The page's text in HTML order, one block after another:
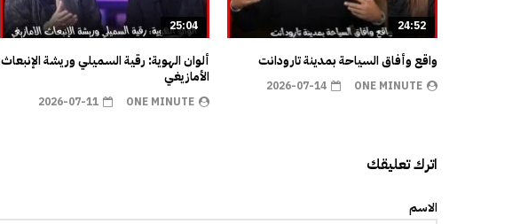
24:52
واقع وأفاق السياحة بمدينة تارودانت
ONE MINUTE
2026-07-14
25:04
ألوان الهوية: رقية السميلي وريشة الإنبعاث
الأمازيغي
ONE MINUTE
2026-07-11
اترك تعليقك
الاسم